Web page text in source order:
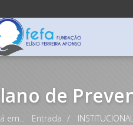
de
em... Entrada